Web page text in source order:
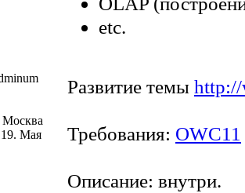
19. Мая
etc.
Развитие темы http://
Требования: OWC11
Описание: внутри.